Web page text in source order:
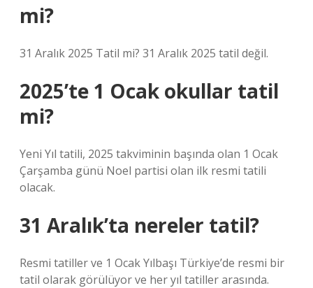
mi?
31 Aralık 2025 Tatil mi? 31 Aralık 2025 tatil değil.
2025’te 1 Ocak okullar tatil
mi?
Yeni Yıl tatili, 2025 takviminin başında olan 1 Ocak
Çarşamba günü Noel partisi olan ilk resmi tatili
olacak.
31 Aralık’ta nereler tatil?
Resmi tatiller ve 1 Ocak Yılbaşı Türkiye’de resmi bir
tatil olarak görülüyor ve her yıl tatiller arasında.